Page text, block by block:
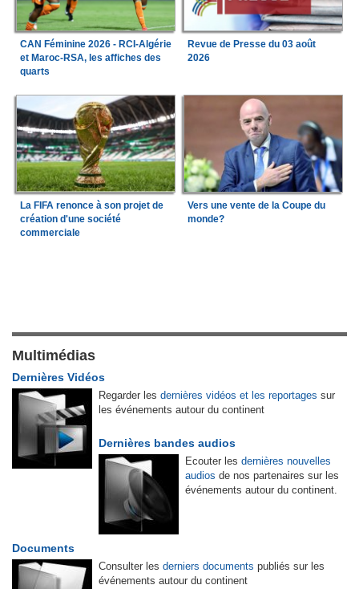
CAN Féminine 2026 - RCI-Algérie
et Maroc-RSA, les affiches des
quarts
Revue de Presse du 03 août
2026
La FIFA renonce à son projet de
création d'une société
commerciale
Vers une vente de la Coupe du
monde?
Multimédias
Dernières Vidéos
Regarder les dernières vidéos et les reportages sur
les événements autour du continent
Dernières bandes audios
Ecouter les dernières nouvelles
audios de nos partenaires sur les
événements autour du continent.
Documents
Consulter les derniers documents publiés sur les
événements autour du continent